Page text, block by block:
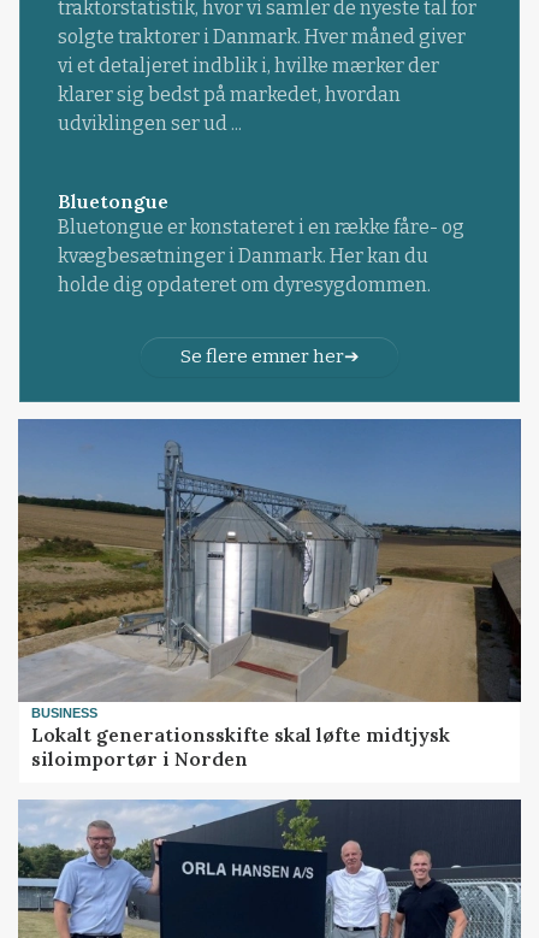
traktorstatistik, hvor vi samler de nyeste tal for
solgte traktorer i Danmark. Hver måned giver
vi et detaljeret indblik i, hvilke mærker der
klarer sig bedst på markedet, hvordan
udviklingen ser ud ...
Bluetongue
Bluetongue er konstateret i en række fåre- og
kvægbesætninger i Danmark. Her kan du
holde dig opdateret om dyresygdommen.
Se flere emner her
BUSINESS
Lokalt generationsskifte skal løfte midtjysk
siloimportør i Norden